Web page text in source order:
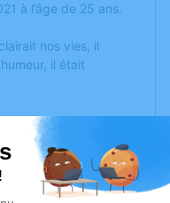
à l’âge de 25 ans.
nos vies, il
il était
photo de vous et
de vos souvenirs
où il est entouré de